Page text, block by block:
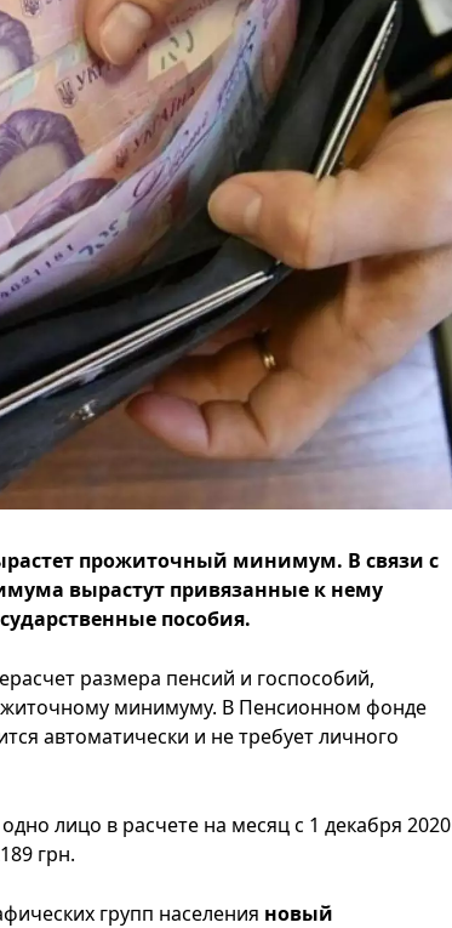
прожиточный минимум. В связи с
вырастут привязанные к нему
пособия.
размера пенсий и госпособий,
минимуму. В Пенсионном фонде
автоматически и не требует личного
лицо в расчете на месяц с 1 декабря 2020
грн.
групп населения новый